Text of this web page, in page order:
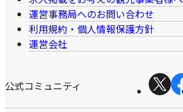
運営事務局へのお問い合わせ
利用規約・個人情報保護方針
運営会社
公式コミュニティ